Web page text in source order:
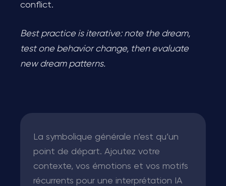
conflict.
Best practice is iterative: note the dream,
test one behavior change, then evaluate
new dream patterns.
La symbolique générale n’est qu’un
point de départ. Ajoutez votre
contexte, vos émotions et vos motifs
récurrents pour une interprétation IA